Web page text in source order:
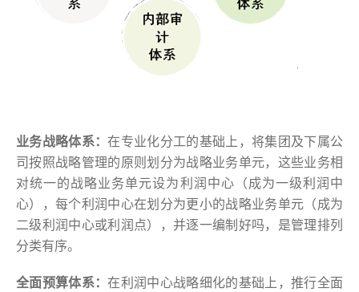
业务战略体系：在专业化分工的基础上，将集团及下属公
司按照战略管理的原则划分为战略业务单元，这些业务相
对统一的战略业务单元设为利润中心（成为一级利润中
心），每个利润中心在划分为更小的战略业务单元（成为
二级利润中心或利润点），并逐一编制好吗，是管理排列
分类有序。
全面预算体系：在利润中心战略细化的基础上，推行全面